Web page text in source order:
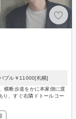
ブル￥11000[札幌]
横断歩道をかに本家側に渡
り、すぐ右隣ドトールコー